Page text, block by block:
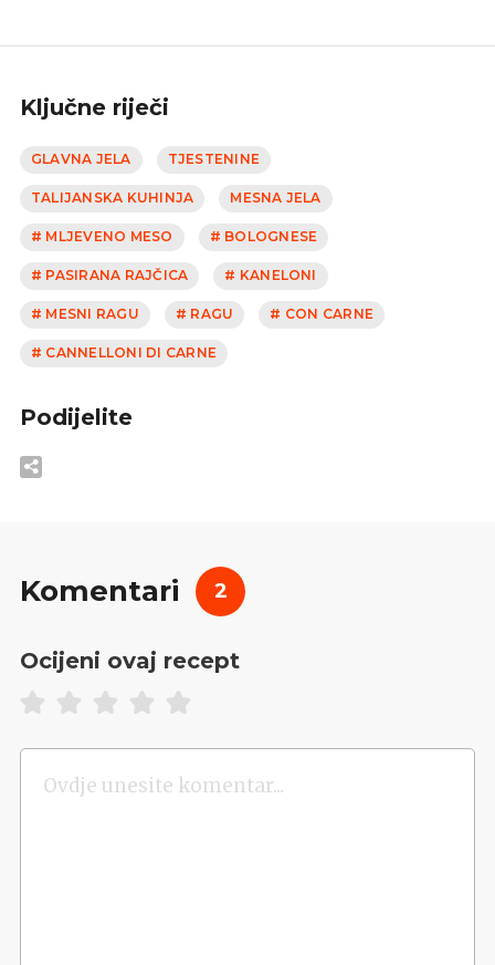
Ključne riječi
GLAVNA JELA TJESTENINE
TALIJANSKA KUHINJA MESNA JELA
# MLJEVENO MESO # BOLOGNESE
# PASIRANA RAJČICA # KANELONI
# MESNI RAGU # RAGU # CON CARNE
# CANNELLONI DI CARNE
Podijelite
Komentari 2
Ocijeni ovaj recept